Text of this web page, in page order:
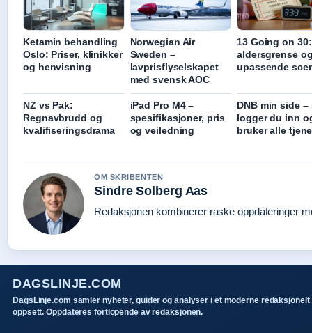
Ketamin behandling
Oslo: Priser, klinikker
og henvisning
Norwegian Air
Sweden –
lavprisflyselskapet
med svensk AOC
13 Going on 30:
aldersgrense
upassende
NZ vs Pak:
Regnavbrudd og
kvalifiseringsdrama
iPad Pro M4 –
spesifikasjoner, pris
og veiledning
DNB min side –
logger du inn
bruker alle
OM SKRIBENTEN
Sindre Solberg Aas
Redaksjonen kombinerer raske oppdateringer
DAGSLINJE.COM
DagsLinje.com samler nyheter, guider og analyser i et moderne redaksjonelt
oppsett. Oppdateres fortlopende av redaksjonen.